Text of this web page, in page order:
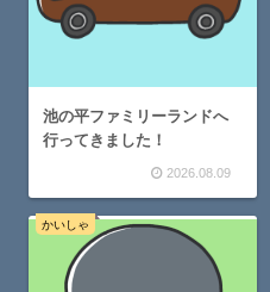
池の平ファミリーランドへ
行ってきました！
2026.08.09
かいしゃ